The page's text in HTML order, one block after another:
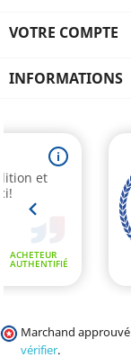
VOTRE COMPTE
INFORMATIONS
Marchand approuvé
vérifier.